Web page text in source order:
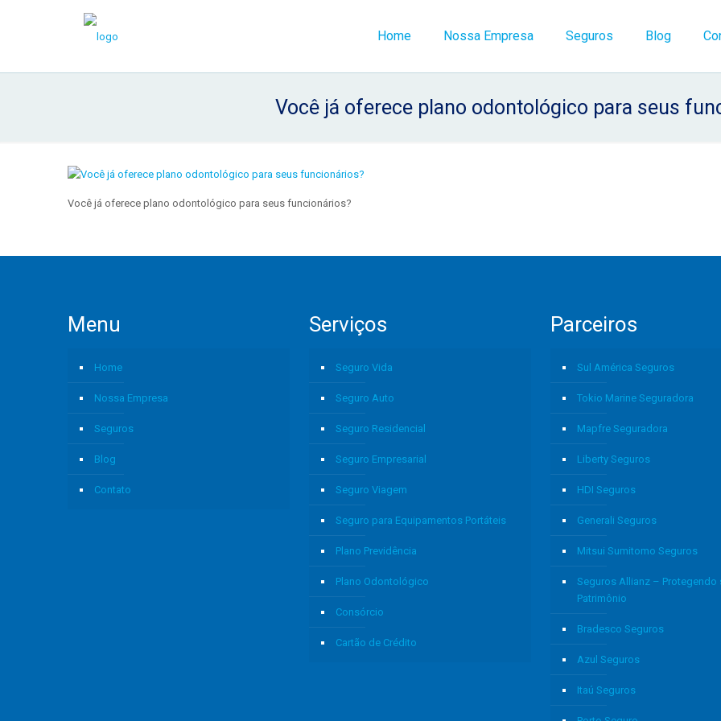
Home Nossa Empresa Seguros Blog
Você já oferece plano odontológico para seus
Você já oferece plano odontológico para seus funcionários?
Menu
Home
Nossa Empresa
Seguros
Blog
Contato
Serviços
Seguro Vida
Seguro Auto
Seguro Residencial
Seguro Empresarial
Seguro Viagem
Seguro para Equipamentos Portáteis
Plano Previdência
Plano Odontológico
Consórcio
Cartão de Crédito
Parceiros
Sul América Seguros
Tokio Marine Seguradora
Mapfre Seguradora
Liberty Seguros
HDI Seguros
Generali Seguros
Mitsui Sumitomo Seguros
Seguros Allianz – Protegendo
Patrimônio
Bradesco Seguros
Azul Seguros
Itaú Seguros